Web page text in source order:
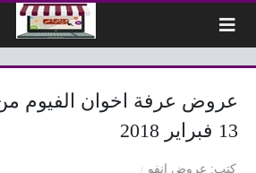
13 فبراير 2018
كتب
عروض انفو